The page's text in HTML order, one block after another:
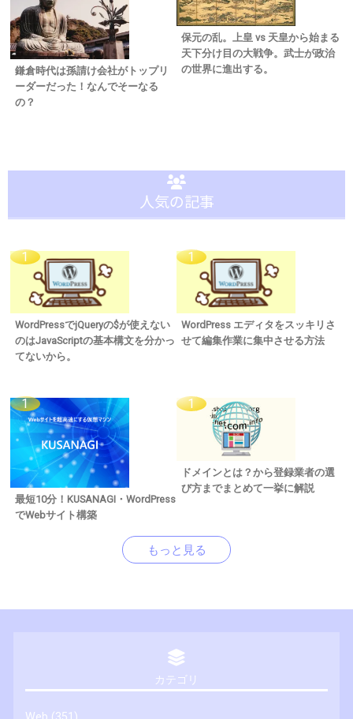
鎌倉時代は孫請け会社がトップリ
ーダーだった！なんでそーなる
の？
保元の乱。上皇 vs 天皇から始まる
天下分け目の大戦争。武士が政治
の世界に進出する。
人気の記事
WordPressでjQueryの$が使えない
のはJavaScriptの基本構文を分かっ
てないから。
WordPress エディタをスッキリさ
せて編集作業に集中させる方法
最短10分！KUSANAGI・WordPress
でWebサイト構築
ドメインとは？から登録業者の選
び方までまとめて一挙に解説
もっと見る
カテゴリ